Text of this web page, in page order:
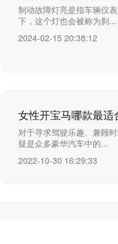
制动故障灯亮是指车辆仪
下，这个灯也会被称为刹...
2024-02-15 20:38:12
女性开宝马哪款最
对于寻求驾驶乐趣、兼顾
疑是众多豪华汽车中的...
2022-10-30 16:29:33